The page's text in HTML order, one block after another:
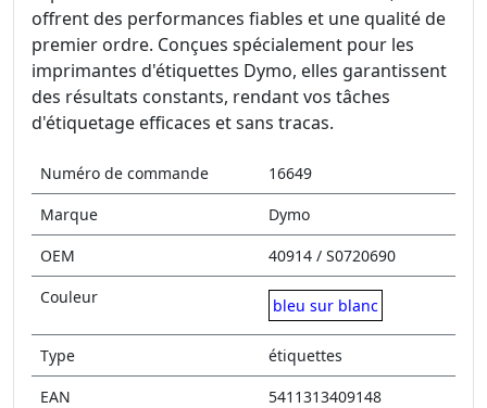
offrent des performances fiables et une qualité de
premier ordre. Conçues spécialement pour les
imprimantes d'étiquettes Dymo, elles garantissent
des résultats constants, rendant vos tâches
d'étiquetage efficaces et sans tracas.
Numéro de commande
16649
Marque
Dymo
OEM
40914 / S0720690
Couleur
bleu sur blanc
Type
étiquettes
EAN
5411313409148